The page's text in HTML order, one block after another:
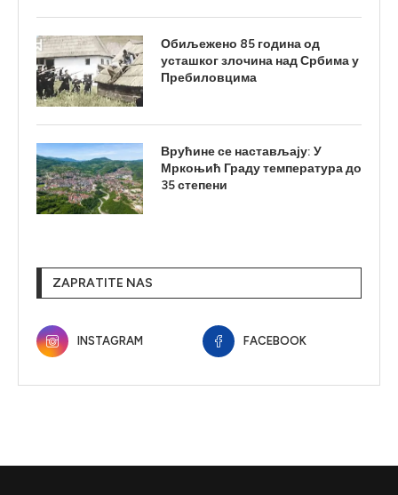
Обиљежено 85 година од
усташког злочина над Србима у
Пребиловцима
Врућине се настављају: У
Мркоњић Граду температура до
35 степени
ZAPRATITE NAS
INSTAGRAM FACEBOOK